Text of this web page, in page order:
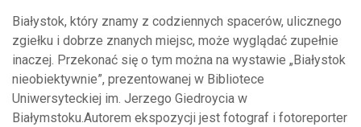
Białystok, który znamy z codziennych spacerów, ulicznego
zgiełku i dobrze znanych miejsc, może wyglądać zupełnie
inaczej. Przekonać się o tym można na wystawie „Białystok
nieobiektywnie”, prezentowanej w Bibliotece
Uniwersyteckiej im. Jerzego Giedroycia w
Białymstoku.Autorem ekspozycji jest fotograf i fotoreporter